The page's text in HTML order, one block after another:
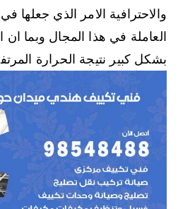
والاحترافية الامر الذي جعلها
العاملة في هذا المجال وبما
بشكل كبير نتيجة الحرارة